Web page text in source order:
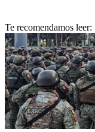
Te recomendamos leer: